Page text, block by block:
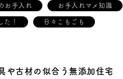
お手入れ お手入れマメ知識
た！ 日々こもごも
や古材の似合う無添加住宅